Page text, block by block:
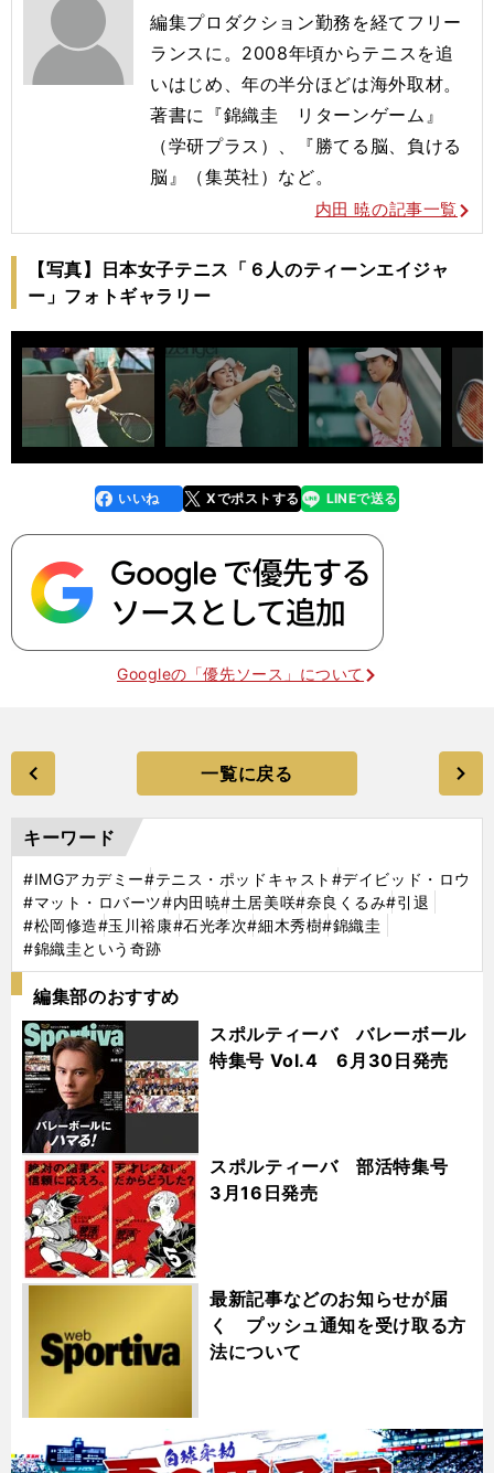
編集プロダクション勤務を経てフリー
ランスに。2008年頃からテニスを追
いはじめ、年の半分ほどは海外取材。
著書に『錦織圭 リターンゲーム』
（学研プラス）、『勝てる脳、負ける
脳』（集英社）など。
内田 暁の記事一覧
【写真】日本女子テニス「６人のティーンエイジャ
ー」フォトギャラリー
faceboo
k
いいね Xでポストする
line LINEで送る
Googleの「優先ソース」について
一覧に戻る
キーワード
#IMGアカデミー#テニス・ポッドキャスト #デイビッド・ロウ
#マット・ロバーツ#内田暁#土居美咲#奈良くるみ#引退
#松岡修造#玉川裕康#石光孝次#細木秀樹#錦織圭
#錦織圭という奇跡
編集部のおすすめ
スポルティーバ バレーボール
特集号 Vol.4 6月30日発売
スポルティーバ 部活特集号
3月16日発売
最新記事などのお知らせが届
く プッシュ通知を受け取る方
法について